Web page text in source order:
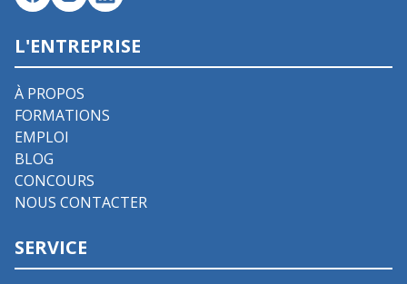
L'ENTREPRISE
À PROPOS
FORMATIONS
EMPLOI
BLOG
CONCOURS
NOUS CONTACTER
SERVICE